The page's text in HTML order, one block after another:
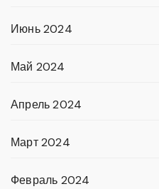
Июнь 2024
Май 2024
Апрель 2024
Март 2024
Февраль 2024